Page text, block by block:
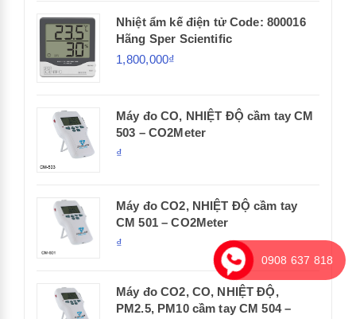
Nhiệt ẩm kế điện tử Code: 800016
Hãng Sper Scientific
1,800,000₫
Máy đo CO, NHIỆT ĐỘ cầm tay CM
503 – CO2Meter
₫
Máy đo CO2, NHIỆT ĐỘ cầm tay
CM 501 – CO2Meter
₫
Máy đo CO2, CO, NHIỆT ĐỘ,
PM2.5, PM10 cầm tay CM 504 –
0908 637 818